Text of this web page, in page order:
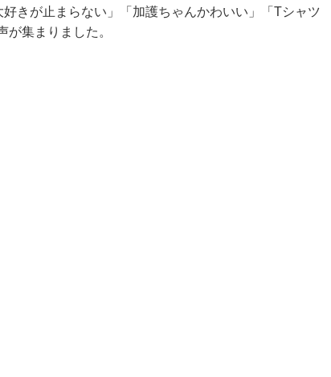
きが止まらない」「加護ちゃんかわいい」「Tシャツ
集まりました。